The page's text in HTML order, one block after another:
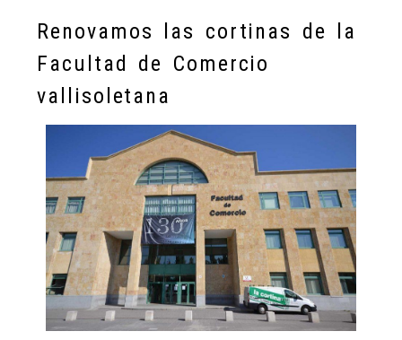
Renovamos las cortinas de la
Facultad de Comercio
vallisoletana